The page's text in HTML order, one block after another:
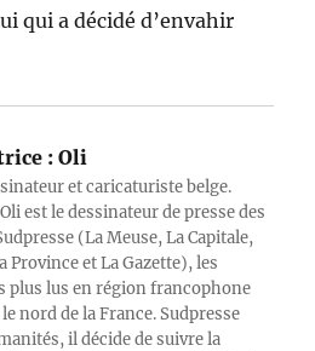
qui a décidé d’envahir
: Oli
et caricaturiste belge.
est le dessinateur de presse des
(La Meuse, La Capitale,
Province et La Gazette), les
plus lus en région francophone
nord de la France. Sudpresse
il décide de suivre la